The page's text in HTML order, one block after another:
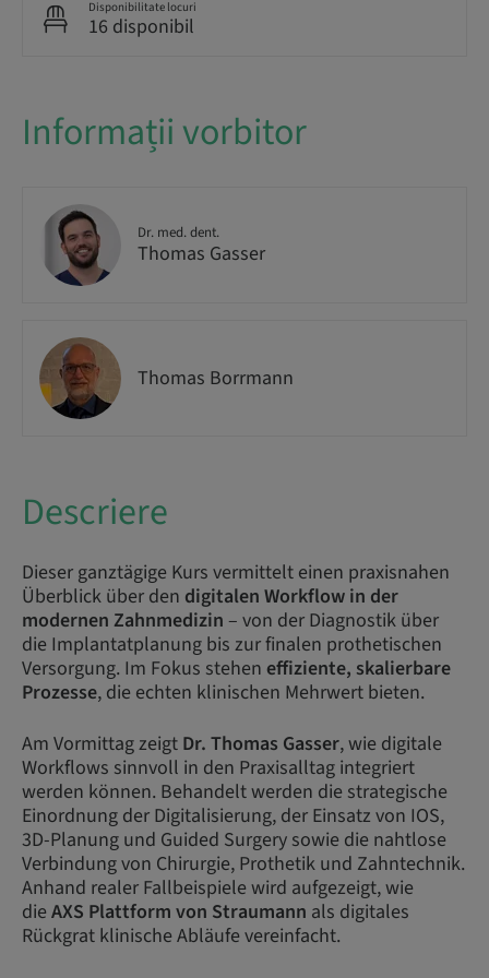
Disponibilitate locuri
16 disponibil
Informații vorbitor
Dr. med. dent.
Thomas Gasser
Thomas Borrmann
Descriere
Dieser ganztägige Kurs vermittelt einen praxisnahen
Überblick über den digitalen Workflow in der
modernen Zahnmedizin – von der Diagnostik über
die Implantatplanung bis zur finalen prothetischen
Versorgung. Im Fokus stehen effiziente, skalierbare
Prozesse, die echten klinischen Mehrwert bieten.
Am Vormittag zeigt Dr. Thomas Gasser, wie digitale
Workflows sinnvoll in den Praxisalltag integriert
werden können. Behandelt werden die strategische
Einordnung der Digitalisierung, der Einsatz von IOS,
3D-Planung und Guided Surgery sowie die nahtlose
Verbindung von Chirurgie, Prothetik und Zahntechnik.
Anhand realer Fallbeispiele wird aufgezeigt, wie
die AXS Plattform von Straumann als digitales
Rückgrat klinische Abläufe vereinfacht.